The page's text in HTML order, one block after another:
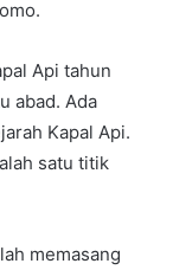
Api tahun
abad. Ada
Kapal Api.
satu titik
memasang